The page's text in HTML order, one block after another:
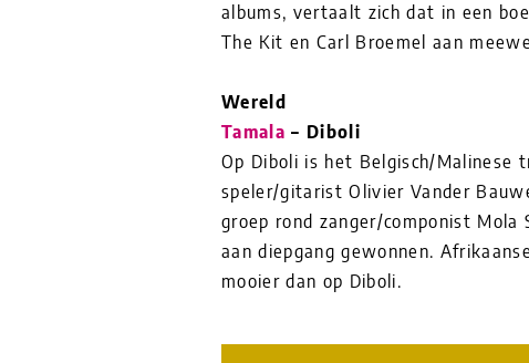
albums, vertaalt zich dat in een
The Kit en Carl Broemel aan
Wereld
Tamala – Diboli
Op Diboli is het Belgisch/Malinese
speler/gitarist Olivier Vander
groep rond zanger/componist Mola
aan diepgang gewonnen.
mooier dan op Diboli.